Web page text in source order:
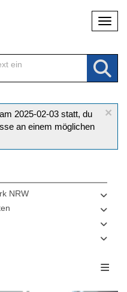
×
2025-02-03 statt, du
an einem möglichen
NRW